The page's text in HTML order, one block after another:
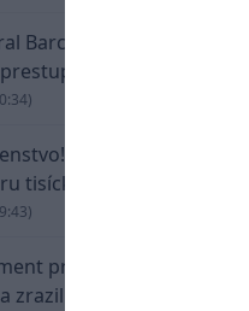
Barcelonu a odmietol
čiastke
Salaha vítali na
tisícky fanúšikov
pre Zdena Cháru! Na
zrazil s bežcom